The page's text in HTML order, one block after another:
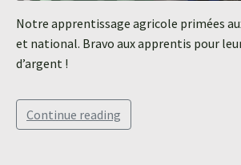
Notre apprentissage agricole primées
et national. Bravo aux apprentis pour
d’argent !
Continue reading